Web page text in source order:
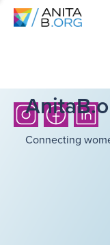
Connecting